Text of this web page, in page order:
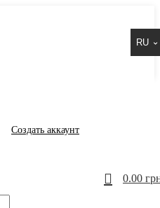
RU
Создать аккаунт
0.00